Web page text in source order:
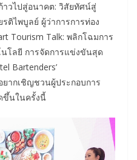
าวไปสู่อนาคต: วิสัยทัศน์สู่
ติไพบูลย์ ผู้ว่าการการท่อง
Tourism Talk: พลิกโฉมการ
นโลยี การจัดการแข่งขันสุด
Bartenders’
ยากเชิญชวนผู้ประกอบการ
ขึ้นในครั้งนี้